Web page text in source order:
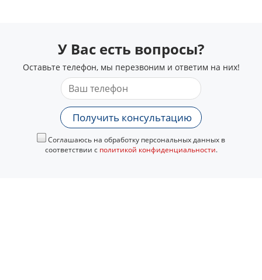
У Вас есть вопросы?
Оставьте телефон, мы перезвоним и ответим на них!
Получить консультацию
Соглашаюсь на обработку персональных данных в
соответствии с политикой конфиденциальности.